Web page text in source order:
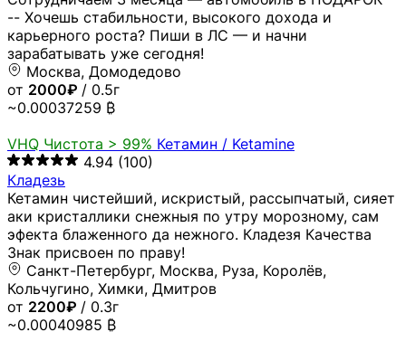
-- Хочешь стабильности, высокого дохода и
карьерного роста? Пиши в ЛС — и начни
зарабатывать уже сегодня!
Москва, Домодедово
от 2000₽ / 0.5г
~0.00037259 ₿
VHQ Чистота > 99% Кетамин / Ketamine
4.94 (100)
Кладезь
Кетамин чистейший, искристый, рассыпчатый, сияет
аки кристаллики снежныя по утру морозному, сам
эфекта блаженного да нежного. Кладезя Качества
Знак присвоен по праву!
Санкт-Петербург, Москва, Руза, Королёв,
Кольчугино, Химки, Дмитров
от 2200₽ / 0.3г
~0.00040985 ₿